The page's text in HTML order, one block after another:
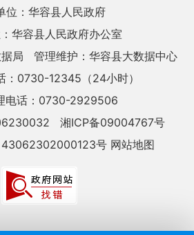
位：华容县人民政府
华容县人民政府办公室
局
管理维护：华容县大数据中心
：0730-12345（24小时）
电话：0730-2929506
湘ICP备09004767号
43062302000123号 网站地图